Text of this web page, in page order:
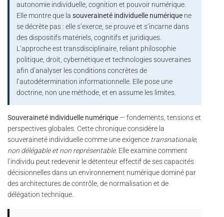
autonomie individuelle, cognition et pouvoir numérique.
Elle montre que lasouveraineté individuelle numérique ne
se décrète pas : elle s’exerce, se prouve et s’incarne dans
des dispositifs matériels, cognitifs et juridiques.
L’approche est transdisciplinaire, reliant philosophie
politique, droit, cybernétique et technologies souveraines
afin d’analyser les conditions concrètes de
l’autodétermination informationnelle. Elle pose une
doctrine, non une méthode, et en assume les limites.
Souveraineté individuelle numérique — fondements, tensions et
perspectives globales. Cette chronique considère la
souveraineté individuelle comme une exigence transnationale,
non délégable et non représentable. Elle examine comment
l’individu peut redevenir le détenteur effectif de ses capacités
décisionnelles dans un environnement numérique dominé par
des architectures de contrôle, de normalisation et de
délégation technique.